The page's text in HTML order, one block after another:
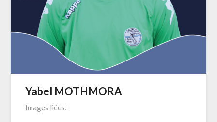
Yabel MOTHMORA
Images liées: